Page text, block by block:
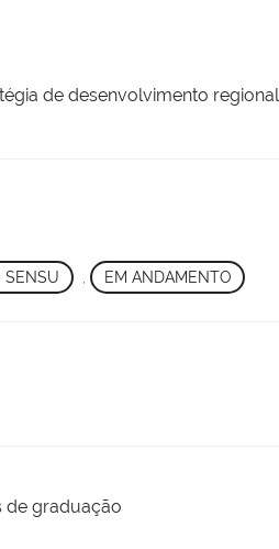
de desenvolvimento regional
SENSU EM ANDAMENTO
de graduação